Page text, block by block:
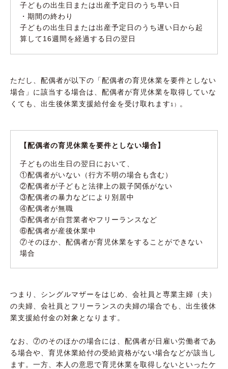
子どもの出生日または出産予定日のうち早い日
・期間の終わり
子どもの出生日または出産予定日のうち遅い日から起
算して16週間を経過する日の翌日
ただし、配偶者が以下の「配偶者の育児休業を要件としない
場合」に該当する場合は、配偶者が育児休業を取得していな
くても、出生後休業支援給付金を受け取れます 1） 。
【配偶者の育児休業を要件としない場合】
子どもの出生日の翌日において、
①配偶者がいない（行方不明の場合も含む）
②配偶者が子どもと法律上の親子関係がない
③配偶者の暴力などにより別居中
④配偶者が無職
⑤配偶者が自営業者やフリーランスなど
⑥配偶者が産後休業中
⑦そのほか、配偶者が育児休業をすることができない
場合
つまり、シングルマザーをはじめ、会社員と専業主婦（夫）
の夫婦、会社員とフリーランスの夫婦の場合でも、出生後休
業支援給付金の対象となります。
なお、⑦のそのほかの場合には、配偶者が日雇い労働者であ
る場合や、育児休業給付の受給資格がない場合などが該当し
ます。一方、本人の意思で育児休業を取得しないといったケ